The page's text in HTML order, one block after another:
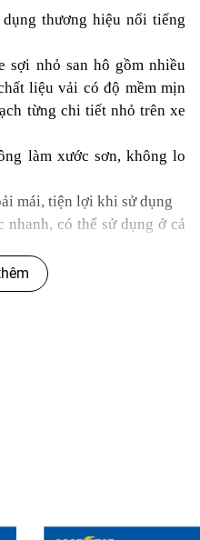
thương hiệu nổi tiếng
sợi nhỏ san hô gồm nhiều
liệu vải có độ mềm mịn
từng chi tiết nhỏ trên xe
làm xước sơn, không lo
mái, tiện lợi khi sử dụng
nhanh, có thể sử dụng ở cả